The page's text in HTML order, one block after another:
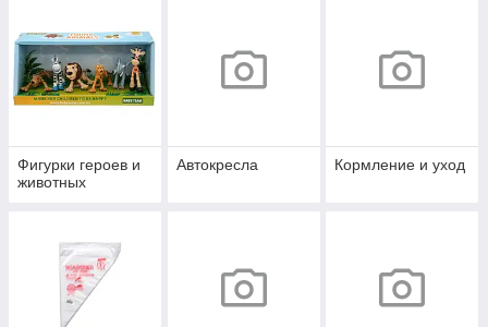
Фигурки героев и
животных
Автокресла Кормление и уход